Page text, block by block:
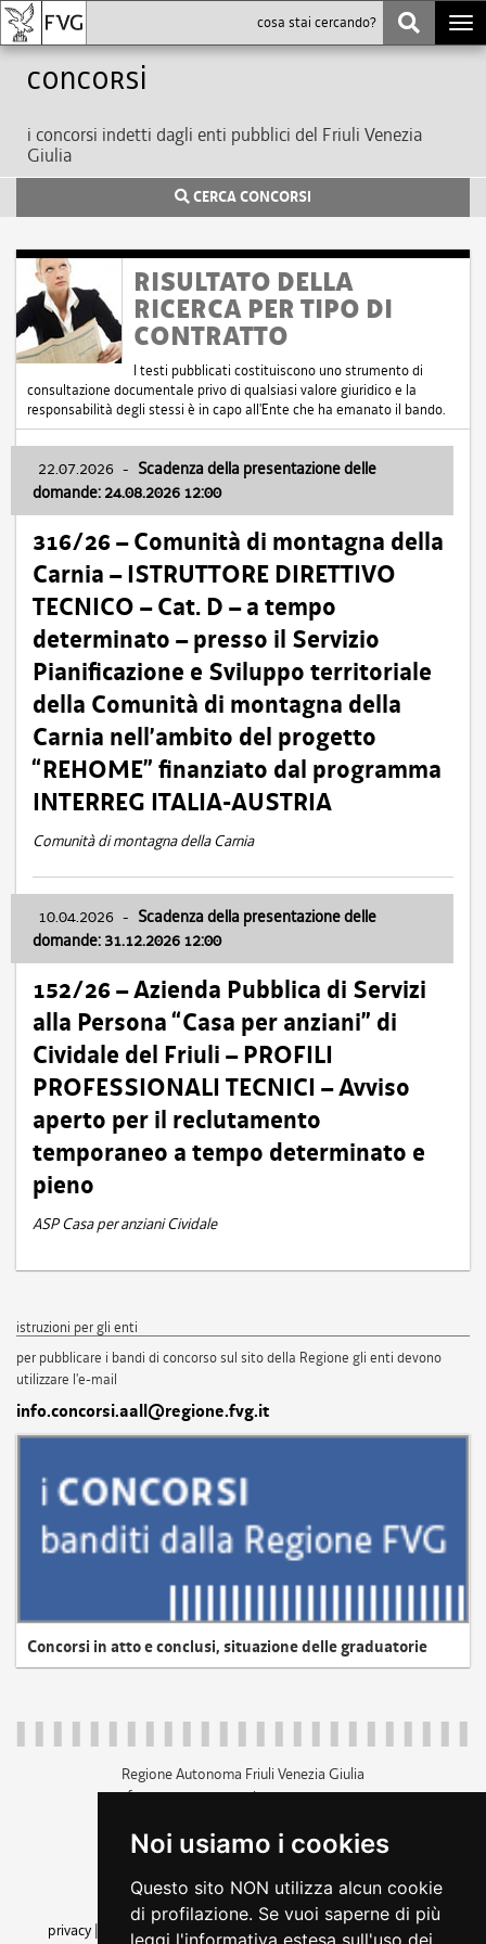
Noi usiamo i cookies
Questo sito NON utilizza alcun cookie
di profilazione. Se vuoi saperne di più
leggi l'informativa estesa sull'uso dei
Concorsi
i concorsi indetti dagli enti pubblici del Friuli Venezia
Giulia
CERCA CONCORSI
RISULTATO DELLA
RICERCA PER TIPO DI
CONTRATTO
I testi pubblicati costituiscono uno strumento di
consultazione documentale privo di qualsiasi valore giuridico e la
responsabilità degli stessi è in capo all'Ente che ha emanato il bando.
22.07.2026 - Scadenza della presentazione delle
domande: 24.08.2026 12:00
316/26 – Comunità di montagna della
Carnia – ISTRUTTORE DIRETTIVO
TECNICO – Cat. D – a tempo
determinato – presso il Servizio
Pianificazione e Sviluppo territoriale
della Comunità di montagna della
Carnia nell’ambito del progetto
“REHOME” finanziato dal programma
INTERREG ITALIA-AUSTRIA
Comunità di montagna della Carnia
10.04.2026 - Scadenza della presentazione delle
domande: 31.12.2026 12:00
152/26 – Azienda Pubblica di Servizi
alla Persona “Casa per anziani” di
Cividale del Friuli – PROFILI
PROFESSIONALI TECNICI – Avviso
aperto per il reclutamento
temporaneo a tempo determinato e
pieno
ASP Casa per anziani Cividale
istruzioni per gli enti
per pubblicare i bandi di concorso sul sito della Regione gli enti devono
utilizzare l'e-mail
info.concorsi.aall@regione.fvg.it
Concorsi in atto e conclusi, situazione delle graduatorie
Regione Autonoma Friuli Venezia Giulia
c.f. 80014930327; p.iva 00526040324
+39 040 3771111
amministrazione trasparente
privacy
cookie |note legali accessibilità
dichiarazione di